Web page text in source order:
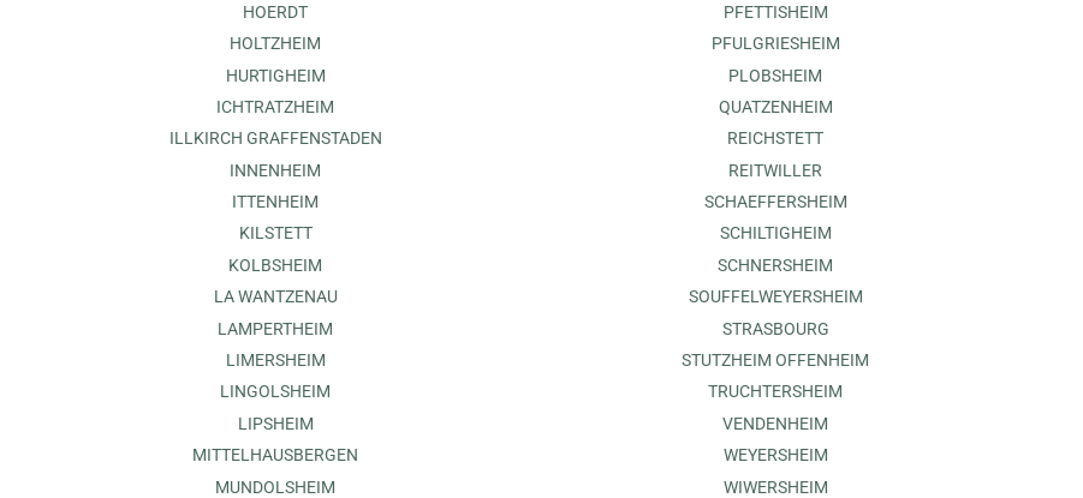
HOERDT
HOLTZHEIM
HURTIGHEIM
ICHTRATZHEIM
ILLKIRCH GRAFFENSTADEN
INNENHEIM
ITTENHEIM
KILSTETT
KOLBSHEIM
LA WANTZENAU
LAMPERTHEIM
LIMERSHEIM
LINGOLSHEIM
LIPSHEIM
MITTELHAUSBERGEN
MUNDOLSHEIM
PFETTISHEIM
PFULGRIESHEIM
PLOBSHEIM
QUATZENHEIM
REICHSTETT
REITWILLER
SCHAEFFERSHEIM
SCHILTIGHEIM
SCHNERSHEIM
SOUFFELWEYERSHEIM
STRASBOURG
STUTZHEIM OFFENHEIM
TRUCHTERSHEIM
VENDENHEIM
WEYERSHEIM
WIWERSHEIM